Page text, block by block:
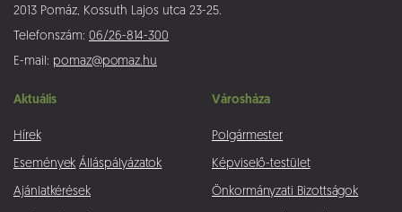
2013 Pomáz, Kossuth Lajos utca 23-25.
Telefonszám: 06/26-814-300
E-mail: pomaz@pomaz.hu
Aktuális
Hírek
Események Álláspályázatok
Ajánlatkérések
Városháza
Polgármester
Képviselő-testület
Önkormányzati Bizottságok